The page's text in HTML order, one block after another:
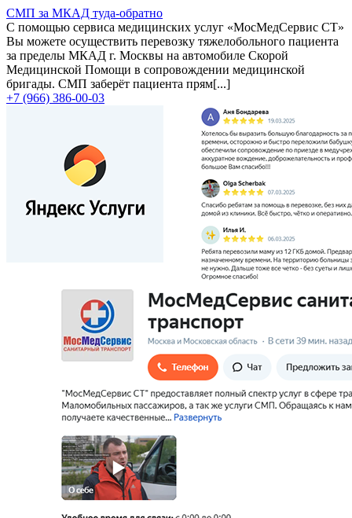
СМП за МКАД туда-обратно
С помощью сервиса медицинских услуг «МосМедСервис СТ»
Вы можете осуществить перевозку тяжелобольного пациента
за пределы МКАД г. Москвы на автомобиле Скорой
Медицинской Помощи в сопровождении медицинской
бригады. СМП заберёт пациента прям[...]
+7 (966) 386-00-03